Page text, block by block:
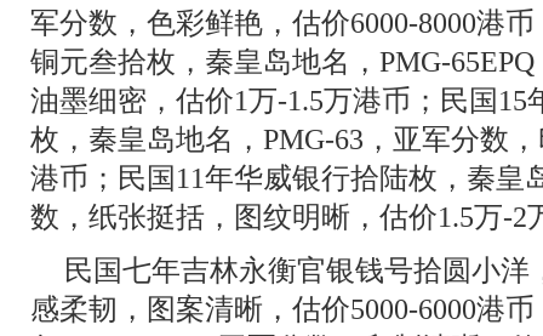
军分数，色彩鲜艳，估价6000-8000港
铜元叁拾枚，秦皇岛地名，PMG-
油墨细密，估价1万-1.5万港币；民国
枚，秦皇岛地名，PMG-63，亚军分数
港币；民国11年华威银行拾陆枚，秦皇
数，纸张挺括，图纹明晰，估价1.5万-2
民国七年吉林永衡官银钱号拾圆小洋
感柔韧，图案清晰，估价5000-6000港